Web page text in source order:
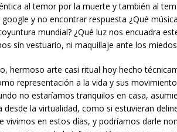
al temor por la muerte y también al
y no encontrar respuesta ¿Qué
mundial? ¿Qué luz nos encuadra
sin vestuario, ni maquillaje ante los
hermoso arte casi ritual hoy hecho
representación a la vida y sus
no estaríamos tranquilos en casa,
desde la virtualidad, como si estuvieran
vivimos en estos días, y podríamos darle